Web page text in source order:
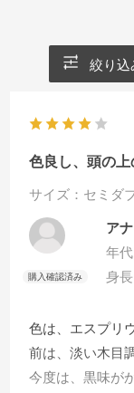
絞り込
色良し、頭の上
サイズ：セミダ
ア
年
身
色は、エスプリ
前は、淡い木目
今度は、黒味が